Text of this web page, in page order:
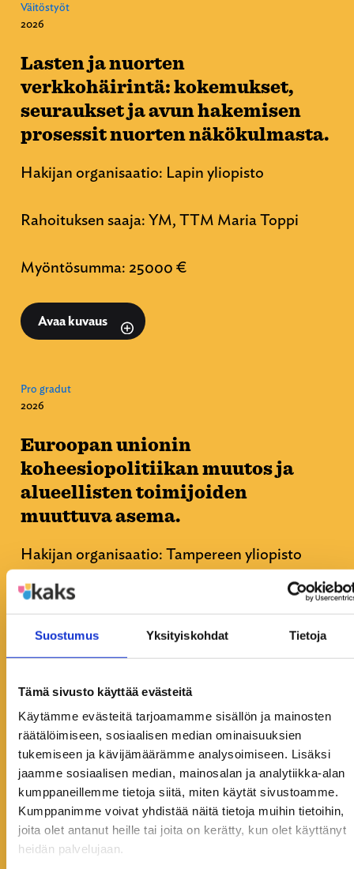
Suostumus Yksityiskohdat Tietoja
Tämä sivusto käyttää evästeitä
Käytämme evästeitä tarjoamamme sisällön ja mainosten
räätälöimiseen, sosiaalisen median ominaisuuksien
tukemiseen ja kävijämäärämme analysoimiseen. Lisäksi
jaamme sosiaalisen median, mainosalan ja analytiikka-alan
kumppaneillemme tietoja siitä, miten käytät sivustoamme.
Kumppanimme voivat yhdistää näitä tietoja muihin tietoihin,
joita olet antanut heille tai joita on kerätty, kun olet käyttänyt
heidän palvelujaan.
Väitöstyöt
2026
Lasten ja nuorten
verkkohäirintä: kokemukset,
seuraukset ja avun hakemisen
prosessit nuorten näkökulmasta.
Hakijan organisaatio: Lapin yliopisto
Rahoituksen saaja: YM, TTM Maria Toppi
Myöntösumma: 25000 €
Avaa kuvaus
Pro gradut
2026
Euroopan unionin
koheesiopolitiikan muutos ja
alueellisten toimijoiden
muuttuva asema.
Hakijan organisaatio: Tampereen yliopisto
Rahoituksen saaja: Sofia Heino
Myöntösumma: 1500 €
Matkat
EARLI SIG 14 Conference,
Antwerp, Belgia